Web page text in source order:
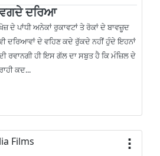
ਦਰਿਆ
ਦੇ ਪਾਂਧੀ ਅਨੇਕਾਂ ਰੁਕਾਵਟਾਂ ਤੇ ਰੋਕਾਂ ਦੇ ਬਾਵਜ਼ੂਦ
ਦਰਿਆਵਾਂ ਦੇ ਵਹਿਣ ਕਦੇ ਰੁੱਕਦੇ ਨਹੀਂ ਹੁੰਦੇ ਇਹਨਾਂ
ਰਵਾਨਗੀ ਹੀ ਇਸ ਗੱਲ ਦਾ ਸਬੁਤ ਹੈ ਕਿ ਮੰਜ਼ਿਲ ਦੇ
ਕਦ...
Films